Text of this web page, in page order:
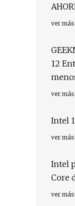
ver más
12
ver más
Intel
ver más
Intel
Core
ver más